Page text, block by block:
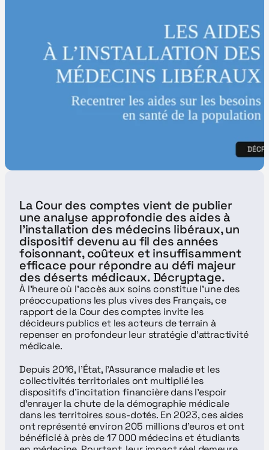
La Cour des comptes vient de publier
une analyse approfondie des aides à
l’installation des médecins libéraux, un
dispositif devenu au fil des années
foisonnant, coûteux et insuffisamment
efficace pour répondre au défi majeur
des déserts médicaux. Décryptage.
À l’heure où l’accès aux soins constitue l’une des
préoccupations les plus vives des Français, ce
rapport de la Cour des comptes invite les
décideurs publics et les acteurs de terrain à
repenser en profondeur leur stratégie d’attractivité
médicale.
Depuis 2016, l’État, l’Assurance maladie et les
collectivités territoriales ont multiplié les
dispositifs d’incitation financière dans l’espoir
d’enrayer la chute de la démographie médicale
dans les territoires sous-dotés. En 2023, ces aides
ont représenté environ 205 millions d’euros et ont
bénéficié à près de 17 000 médecins et étudiants